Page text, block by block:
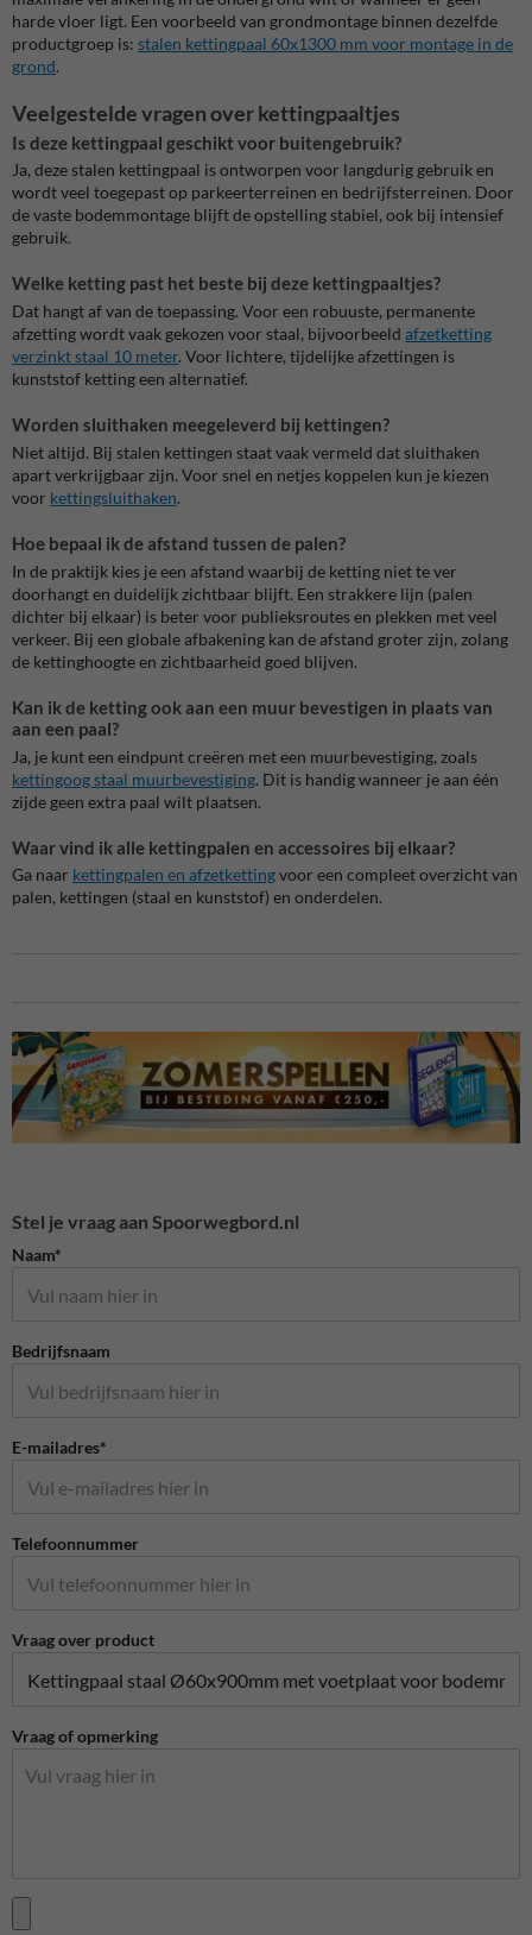
harde vloer ligt. Een voorbeeld van grondmontage binnen dezelfde
productgroep is: stalen kettingpaal 60x1300 mm voor montage in de
grond.
Veelgestelde vragen over kettingpaaltjes
Is deze kettingpaal geschikt voor buitengebruik?
Ja, deze stalen kettingpaal is ontworpen voor langdurig gebruik en
wordt veel toegepast op parkeerterreinen en bedrijfsterreinen. Door
de vaste bodemmontage blijft de opstelling stabiel, ook bij intensief
gebruik.
Welke ketting past het beste bij deze kettingpaaltjes?
Dat hangt af van de toepassing. Voor een robuuste, permanente
afzetting wordt vaak gekozen voor staal, bijvoorbeeld afzetketting
verzinkt staal 10 meter. Voor lichtere, tijdelijke afzettingen is
kunststof ketting een alternatief.
Worden sluithaken meegeleverd bij kettingen?
Niet altijd. Bij stalen kettingen staat vaak vermeld dat sluithaken
apart verkrijgbaar zijn. Voor snel en netjes koppelen kun je kiezen
voor kettingsluithaken.
Hoe bepaal ik de afstand tussen de palen?
In de praktijk kies je een afstand waarbij de ketting niet te ver
doorhangt en duidelijk zichtbaar blijft. Een strakkere lijn (palen
dichter bij elkaar) is beter voor publieksroutes en plekken met veel
verkeer. Bij een globale afbakening kan de afstand groter zijn, zolang
de kettinghoogte en zichtbaarheid goed blijven.
Kan ik de ketting ook aan een muur bevestigen in plaats van
aan een paal?
Ja, je kunt een eindpunt creëren met een muurbevestiging, zoals
kettingoog staal muurbevestiging. Dit is handig wanneer je aan één
zijde geen extra paal wilt plaatsen.
Waar vind ik alle kettingpalen en accessoires bij elkaar?
Ga naar kettingpalen en afzetkettingvoor een compleet overzicht van
palen, kettingen (staal en kunststof) en onderdelen.
Stel je vraag aan Spoorwegbord.nl
Naam*
Bedrijfsnaam
E-mailadres*
Telefoonnummer
Vraag over product
Vraag of opmerking